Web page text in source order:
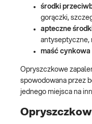
środki
gorączki,
apteczne
antyseptyczne,
maść
Opryszczkowe
spowodowana przez
jednego miejsca na